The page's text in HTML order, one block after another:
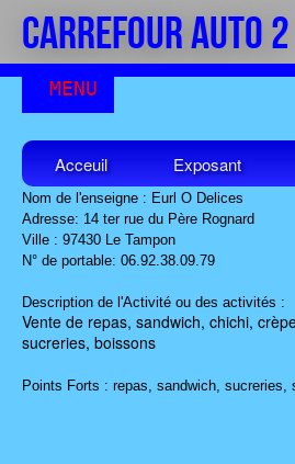
CARREFOUR AUTO 2
Acceuil Exposant
Nom de l'enseigne : Eurl O Delices
Adresse: 14 ter rue du Père Rognard
Ville : 97430 Le Tampon
N° de portable: 06.92.38.09.79
Description de l'Activité ou des activités :
Vente de repas, sandwich, chichi,
sucreries, boissons
Points Forts : repas, sandwich, sucreries,